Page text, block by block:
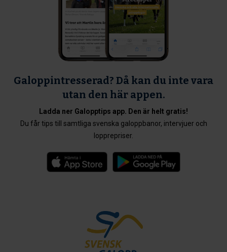
Galoppintresserad? Då kan du inte vara
utan den här appen.
Ladda ner Galopptips app. Den är helt gratis!
Du får tips till samtliga svenska galoppbanor, intervjuer och
lopprepriser.